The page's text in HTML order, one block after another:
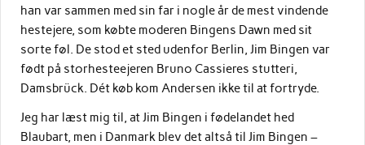
han var sammen med sin far i nogle år de mest vindende
hestejere, som købte moderen Bingens Dawn med sit
sorte føl. De stod et sted udenfor Berlin, Jim Bingen var
født på storhesteejeren Bruno Cassieres stutteri,
Damsbrück. Dét køb kom Andersen ikke til at fortryde.
Jeg har læst mig til, at Jim Bingen i fødelandet hed
Blaubart, men i Danmark blev det altså til Jim Bingen –